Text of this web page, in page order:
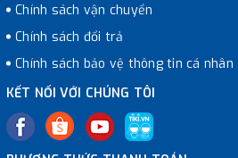
Chính sách vận chuyển
Chính sách đổi trả
Chính sách bảo vệ thông tin cá nhân
KẾT NỐI VỚI CHÚNG TÔI